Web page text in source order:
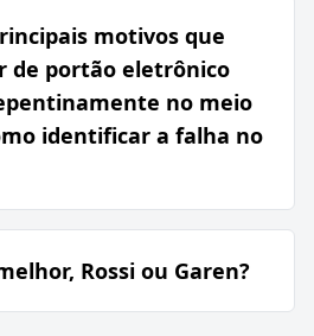
motivos que
de portão eletrônico
no meio
identificar a falha no
Rossi ou Garen?